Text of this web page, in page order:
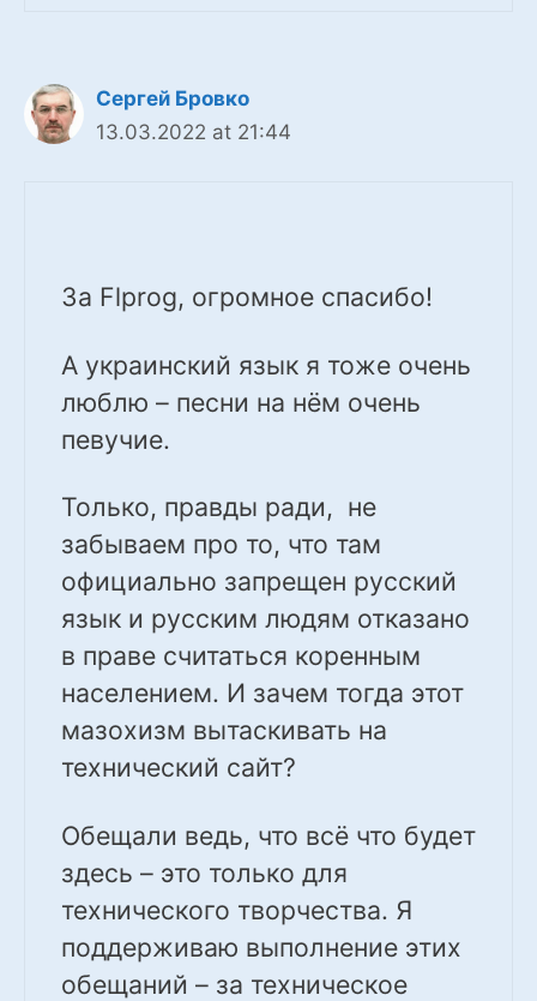
Сергей Бровко
13.03.2022 at 21:44
За Flprog, огромное спасибо!
А украинский язык я тоже очень
люблю – песни на нём очень
певучие.
Только, правды ради, не
забываем про то, что там
официально запрещен русский
язык и русским людям отказано
в праве считаться коренным
населением. И зачем тогда этот
мазохизм вытаскивать на
технический сайт?
Обещали ведь, что всё что будет
здесь – это только для
технического творчества. Я
поддерживаю выполнение этих
обещаний – за техническое